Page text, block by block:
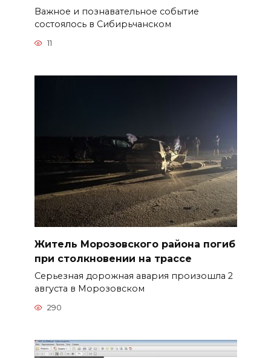
Важное и познавательное событие
состоялось в Сибирьчанском
11
Житель Морозовского района погиб
при столкновении на трассе
Серьезная дорожная авария произошла 2
августа в Морозовском
290